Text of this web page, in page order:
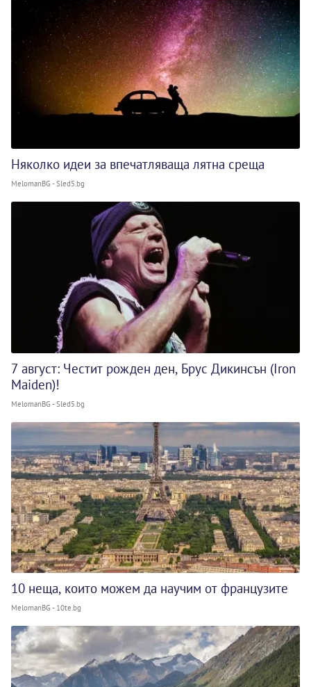
Няколко идеи за впечатляваща лятна среща
MelomanBG - Sled5.bg
7 август: Честит рожден ден, Брус Дикинсън (Iron
Maiden)!
MelomanBG - Sled5.bg
10 неща, които можем да научим от французите
MelomanBG - 10te.bg